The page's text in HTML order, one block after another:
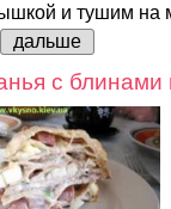
и тушим на
дальше
с блинами